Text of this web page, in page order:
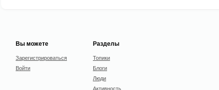
Вы можете
Зарегистрироваться
Войти
Разделы
Топики
Блоги
Люди
Активность